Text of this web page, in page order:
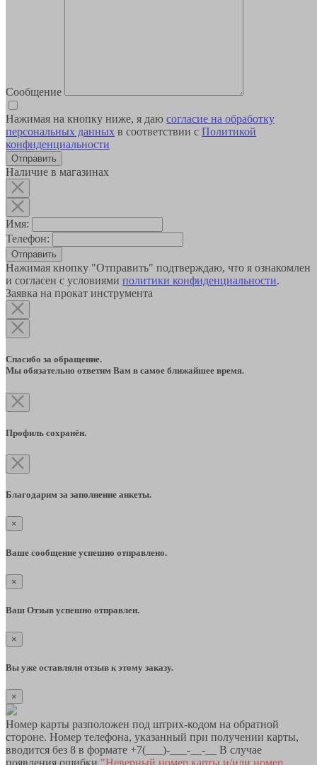
Сообщение
Нажимая на кнопку ниже, я даю согласие на обработку
персональных данных в соответствии с Политикой
конфиденциальности
Наличие в магазинах
Имя:
Телефон:
Отправить
Нажимая кнопку "Отправить" подтверждаю, что я ознакомлен
и согласен с условиями политики конфиденциальности.
Заявка на прокат инструмента
Спасибо за обращение.
Мы обязательно ответим Вам в самое ближайшее время.
Профиль сохранён.
Благодарим за заполнение анкеты.
×
Ваше сообщение успешно отправлено.
×
Ваш Отзыв успешно отправлен.
×
Вы уже оставляли отзыв к этому заказу.
×
Номер карты разположен под штрих-кодом на обратной
стороне. Номер телефона, указанный при получении карты,
вводится без 8 в формате +7(___)-___-__-__ В случае